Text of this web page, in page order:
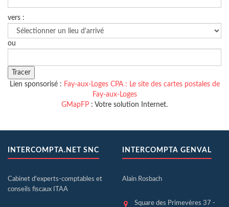
vers :
ou
Lien sponsorisé : Fay-aux-Loges CPA : Le site des cartes postales de
Fay-aux-Loges
GMapFP : Votre solution Internet.
INTERCOMPTA.NET SNC
Cabinet d'experts-comptables et
conseils fiscaux ITAA
INTERCOMPTA GENVAL
Alain Rosbach
Square des Primevères 37 -